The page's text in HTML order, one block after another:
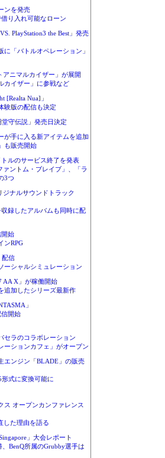
ンを発売
り入れ可能なローン
PlayStation3 the Best」発売
「バトルオペレーション」
アニマルカイザー」が展開
カイザー」に参戦など
[Realta Nua]」
験版の配信も決定
堂守伝説」発売日決定
が手に入る新アイテムを追加
も販売開始
ルのサービス終了を発表
ァントム・ブレイブ」、「ラ
3つ
ナルサウンドトラック
録したアルバムも同時に配
開始
ンRPG
配信
ーシャルシミュレーション
AA X」が稼働開始
追加したシリーズ最新作
」
開始
セラのコラボレーション
ーションカフェ」がオープン
エンジン「BLADE」の販売
式に変換可能に
ス オープンカンファレンス
した理由を語る
」大会レポート
、BenQ所属のGrubby選手は